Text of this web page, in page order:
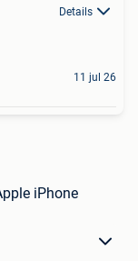
Details
11 jul 26
iPhone